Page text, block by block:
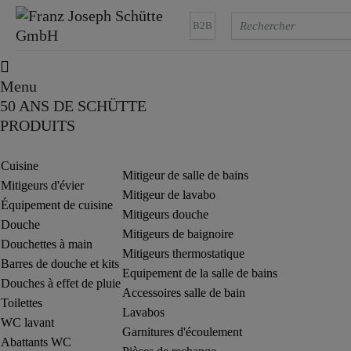
B2B
Menu
50 ANS DE SCHÜTTE
PRODUITS
Cuisine
Mitigeurs d'évier
Équipement de cuisine
Douche
Douchettes à main
Barres de douche et kits
Douches à effet de pluie
Toilettes
WC lavant
Abattants WC
Mitigeur de salle de bains
Mitigeur de lavabo
Mitigeurs douche
Mitigeurs de baignoire
Mitigeurs thermostatique
Equipement de la salle de bains
Accessoires salle de bain
Lavabos
Garnitures d'écoulement